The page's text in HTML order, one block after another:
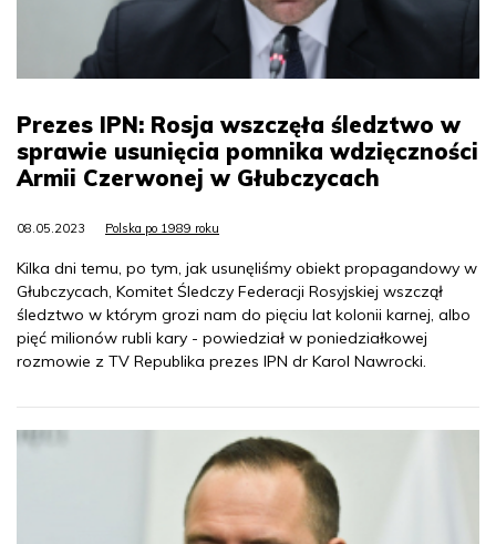
Prezes IPN: Rosja wszczęła śledztwo w
sprawie usunięcia pomnika wdzięczności
Armii Czerwonej w Głubczycach
08.05.2023 Polska po 1989 roku
Kilka dni temu, po tym, jak usunęliśmy obiekt propagandowy w
Głubczycach, Komitet Śledczy Federacji Rosyjskiej wszczął
śledztwo w którym grozi nam do pięciu lat kolonii karnej, albo
pięć milionów rubli kary - powiedział w poniedziałkowej
rozmowie z TV Republika prezes IPN dr Karol Nawrocki.